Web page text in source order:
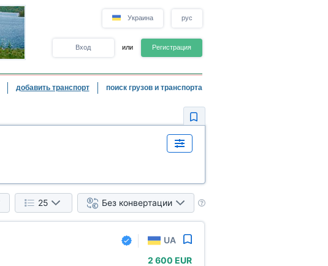
Украина рус
Вход или Регистрация
добавить транспорт поиск грузов и транспорта
25 Без конвертации
UA
2 600 EUR